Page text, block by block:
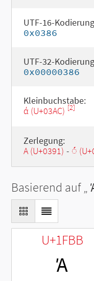
UTF-16-
0x0386
UTF-32-
0x00000386
Kleinbuchstabe:
ά (U+03AC) [2]
Zerlegung:
Α (U+0391) - ◌́
Basierend auf „
U+1FBB
Ά